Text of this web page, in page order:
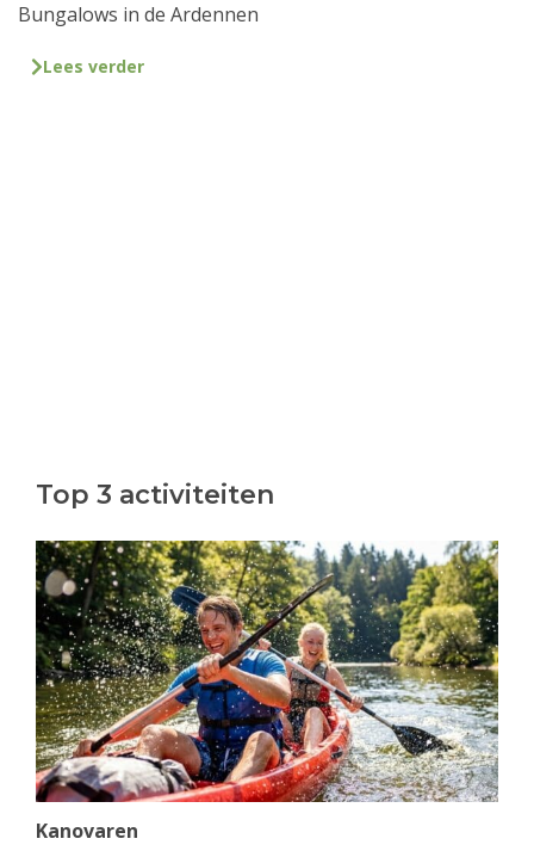
Bungalows in de Ardennen
Lees verder
Top 3 activiteiten
Kanovaren